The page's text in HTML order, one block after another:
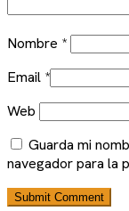
Nombre *
Email *
Web
Guarda mi
navegador para la